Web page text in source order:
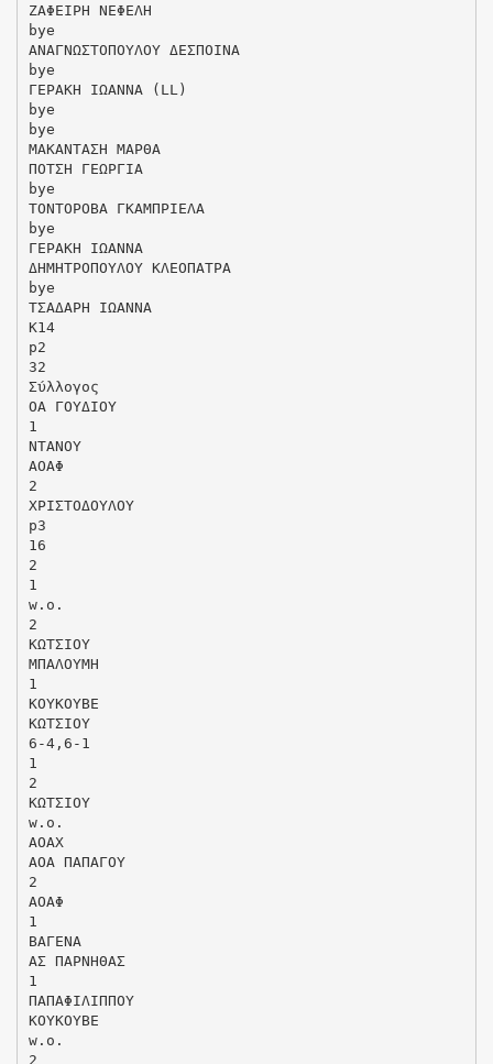
ΖΑΦΕΙΡΗ ΝΕΦΕΛΗ
bye
ΑΝΑΓΝΩΣΤΟΠΟΥΛΟΥ ΔΕΣΠΟΙΝΑ
bye
ΓΕΡΑΚΗ ΙΩΑΝΝΑ (LL)
bye
bye
ΜΑΚΑΝΤΑΣΗ ΜΑΡΘΑ
ΠΟΤΣΗ ΓΕΩΡΓΙΑ
bye
ΤΟΝΤΟΡΟΒΑ ΓΚΑΜΠΡΙΕΛΑ
bye
ΓΕΡΑΚΗ ΙΩΑΝΝΑ
ΔΗΜΗΤΡΟΠΟΥΛΟΥ ΚΛΕΟΠΑΤΡΑ
bye
ΤΣΑΔΑΡΗ ΙΩΑΝΝΑ
K14
p2
32
Σύλλογος
ΟΑ ΓΟΥΔΙΟΥ
1
ΝΤΑΝΟΥ
ΑΟΑΦ
2
ΧΡΙΣΤΟΔΟΥΛΟΥ
p3
16
2
1
w.o.
2
ΚΩΤΣΙΟΥ
ΜΠΑΛΟΥΜΗ
1
ΚΟΥΚΟΥΒΕ
ΚΩΤΣΙΟΥ
6-4,6-1
1
2
ΚΩΤΣΙΟΥ
w.o.
ΑΟΑΧ
ΑΟΑ ΠΑΠΑΓΟΥ
2
ΑΟΑΦ
1
ΒΑΓΕΝΑ
ΑΣ ΠΑΡΝΗΘΑΣ
1
ΠΑΠΑΦΙΛΙΠΠΟΥ
ΚΟΥΚΟΥΒΕ
w.o.
2